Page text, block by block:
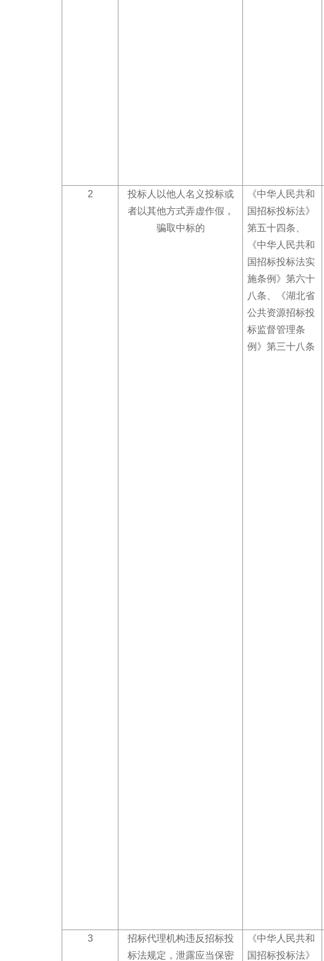
2
投标人以他人名义投标或
者以其他方式弄虚作假，
骗取中标的
《中华人民共和
国招标投标法》
第五十四条、
《中华人民共和
国招标投标法实
施条例》第六十
八条、《湖北省
公共资源招标投
标监督管理条
例》第三十八条
3
招标代理机构违反招标投
标法规定，泄露应当保密
《中华人民共和
国招标投标法》